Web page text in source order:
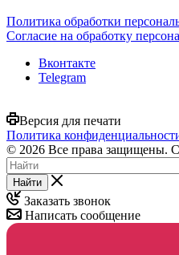
Политика обработки
Согласие на обработку
Вконтакте
Telegram
Версия для печати
Политика
© 2026 Все права защищены.
Найти
Заказать звонок
Написать сообщение